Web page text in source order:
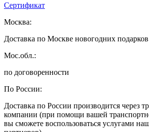
Сертификат
Москва:
Доставка по Москве новогодних
Мос.обл.:
по договоренности
По России:
Доставка по России производится через
компании (при помощи вашей
вы сможете воспользоваться услугами